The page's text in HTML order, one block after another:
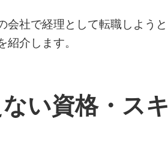
会社で経理として転職しようと
介します。
い資格・スキ